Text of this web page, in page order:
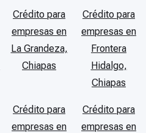
Crédito para
empresas en
La Grandeza,
Chiapas
Crédito para
empresas en
Frontera
Hidalgo,
Chiapas
Crédito para
empresas en
Crédito para
empresas en